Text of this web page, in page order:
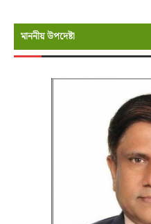
মাননীয় উপদেষ্টা